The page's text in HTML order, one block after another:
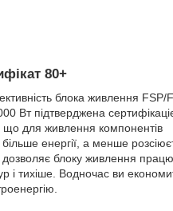
80+
блока живлення FSP/
Вт підтверджена
для живлення компонентів
більше енергії, а менше
дозволяє блоку живлення
і тихіше. Водночас ви